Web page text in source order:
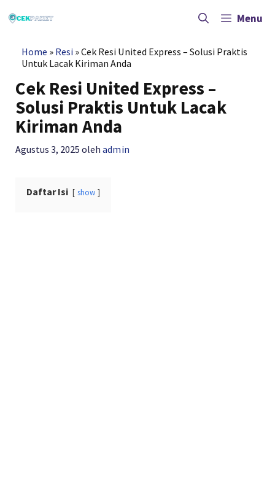
ke
Menu
Home » Resi »Cek Resi United Express – Solusi Praktis
Untuk Lacak Kiriman Anda
Cek Resi United Express –
Solusi Praktis Untuk Lacak
Kiriman Anda
Agustus 3, 2025 olehadmin
Daftar Isi show